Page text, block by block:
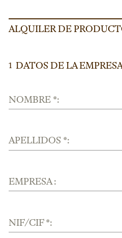
ALQUILER DE
1 DATOS DE LA
NOMBRE *:
APELLIDOS *:
EMPRESA :
NIF/CIF *: